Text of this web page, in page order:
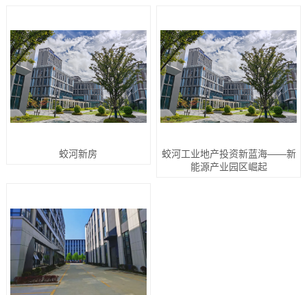
蛟河新房
蛟河工业地产投资新蓝海——新
能源产业园区崛起